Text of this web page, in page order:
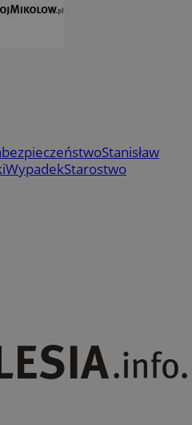
bezpieczeństwoStanisław
WypadekStarostwo